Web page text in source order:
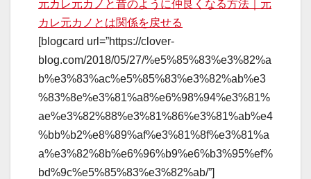
元カレ元カノと昔のように仲良くなる方法｜元
カレ元カノとは関係を戻せる
[blogcard url=”https://clover-
blog.com/2018/05/27/%e5%85%83%e3%82%a
b%e3%83%ac%e5%85%83%e3%82%ab%e3
%83%8e%e3%81%a8%e6%98%94%e3%81%
ae%e3%82%88%e3%81%86%e3%81%ab%e4
%bb%b2%e8%89%af%e3%81%8f%e3%81%a
a%e3%82%8b%e6%96%b9%e6%b3%95%ef%
bd%9c%e5%85%83%e3%82%ab/”]